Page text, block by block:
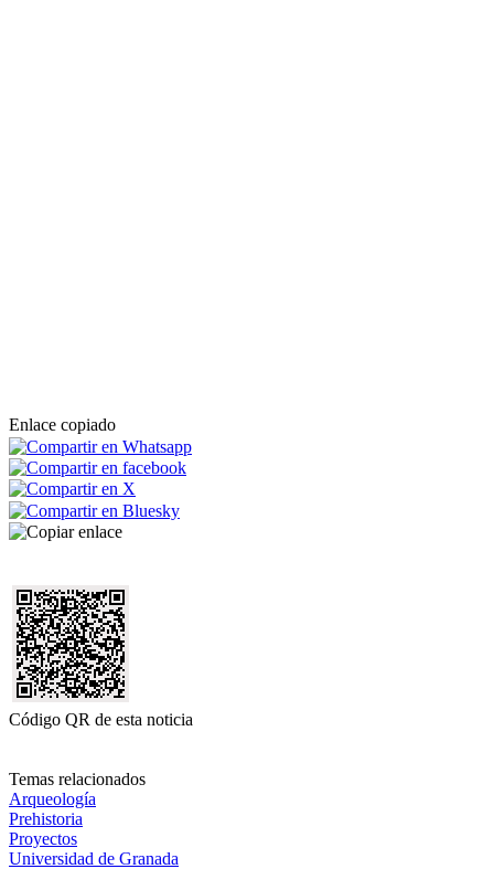
Enlace copiado
Código QR de esta noticia
Temas relacionados
Arqueología
Prehistoria
Proyectos
Universidad de Granada